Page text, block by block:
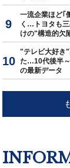
一流企業ほど｢
く…トヨタも
けの"構造的欠
"テレビ大好き"
た…10代後半
の最新データ